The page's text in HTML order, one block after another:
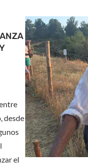
desde
el